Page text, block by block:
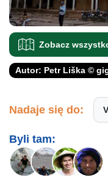
Zobacz
Autor: Petr Liška ©
Nadaje się do:
Byli tam: